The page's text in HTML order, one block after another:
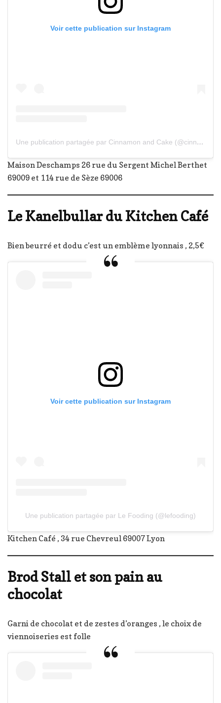
Voir cette publication sur Instagram
Une publication partagée par Cinnamon and Cake (@cinnamonandcake)
Maison Deschamps 26 rue du Sergent Michel Berthet
69009 et 114 rue de Sèze 69006
Le Kanelbullar du Kitchen Café
Bien beurré et dodu c’est un emblème lyonnais , 2,5€
Voir cette publication sur Instagram
Une publication partagée par Le Fooding (@lefooding)
Kitchen Café , 34 rue Chevreul 69007 Lyon
Brod Stall et son pain au
chocolat
Garni de chocolat et de zestes d’oranges , le choix de
viennoiseries est folle